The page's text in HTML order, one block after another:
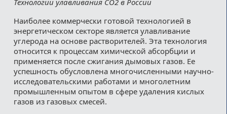
Наиболее коммерчески готовой технологией в
энергетическом секторе является улавливание
углерода на основе растворителей. Эта технология
относится к процессам химической абсорбции и
применяется после сжигания дымовых газов. Ее
успешность обусловлена многочисленными научно-
исследовательскими рабо­тами и многолетним
промышленным опытом в сфере удаления кислых
газов из газовых смесей.